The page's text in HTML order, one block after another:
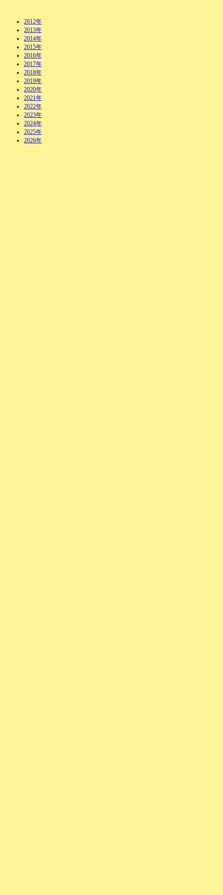
2012年
2013年
2014年
2015年
2016年
2017年
2018年
2019年
2020年
2021年
2022年
2023年
2024年
2025年
2026年